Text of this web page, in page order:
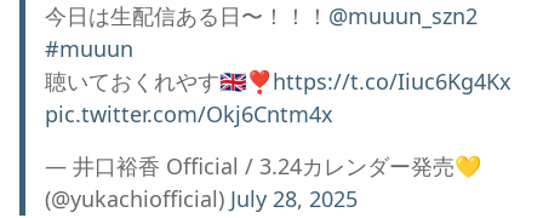
今日は生配信ある日〜！！！ @muuun_szn2
#muuun
聴いておくれやす🇬🇧❣️https://t.co/Iiuc6Kg4Kx
pic.twitter.com/Okj6Cntm4x
— 井口裕香 Official / 3.24カレンダー発売💛
(@yukachiofficial) July 28, 2025